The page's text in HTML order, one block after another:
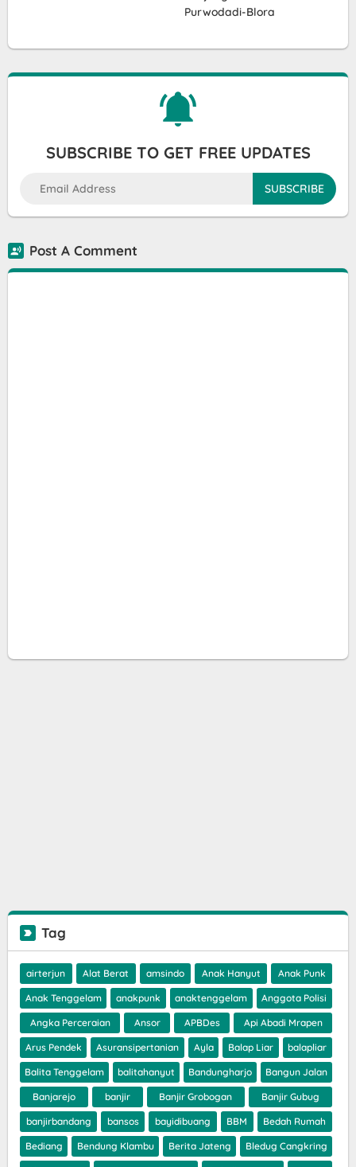
Purwodadi-Blora
SUBSCRIBE TO GET FREE UPDATES
Post A Comment
Tag
airterjun Alat Berat amsindo Anak Hanyut Anak Punk
Anak Tenggelam anakpunk anaktenggelam Anggota Polisi
Angka Perceraian Ansor APBDes Api Abadi Mrapen
Arus Pendek Asuransipertanian Ayla Balap Liar balapliar
Balita Tenggelam balitahanyut Bandungharjo Bangun Jalan
Banjarejo banjir Banjir Grobogan Banjir Gubug
banjirbandang bansos bayidibuang BBM Bedah Rumah
Bediang Bendung Klambu Berita Jateng Bledug Cangkring